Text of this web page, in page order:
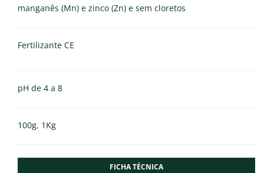
manganês (Mn) e zinco (Zn) e sem cloretos
Fertilizante CE
pH de 4 a 8
100g, 1Kg
FICHA TÉCNICA